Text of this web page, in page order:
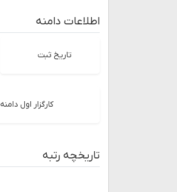
اطلاعات دامنه
تاریخ ثبت
کارگزار اول دامنه
تاریخچه رتبه